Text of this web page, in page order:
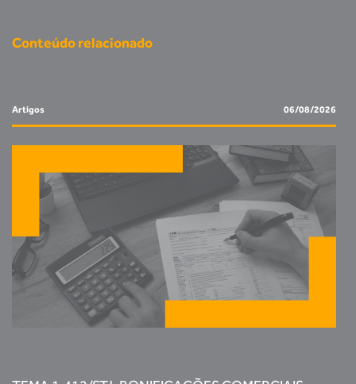
Conteúdo relacionado
Artigos 06/08/2026